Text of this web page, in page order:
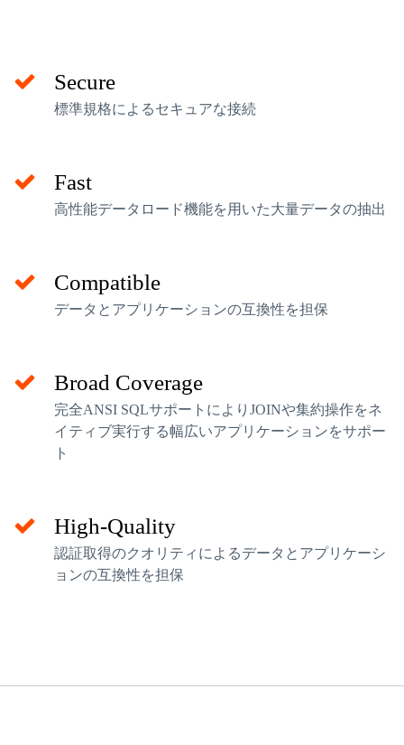
Secure
標準規格によるセキュアな接続
Fast
高性能データロード機能を用いた大量データの抽出
Compatible
データとアプリケーションの互換性を担保
Broad Coverage
完全ANSI SQLサポートによりJOINや集約操作をネ
イティブ実行する幅広いアプリケーションをサポー
ト
High-Quality
認証取得のクオリティによるデータとアプリケーシ
ョンの互換性を担保